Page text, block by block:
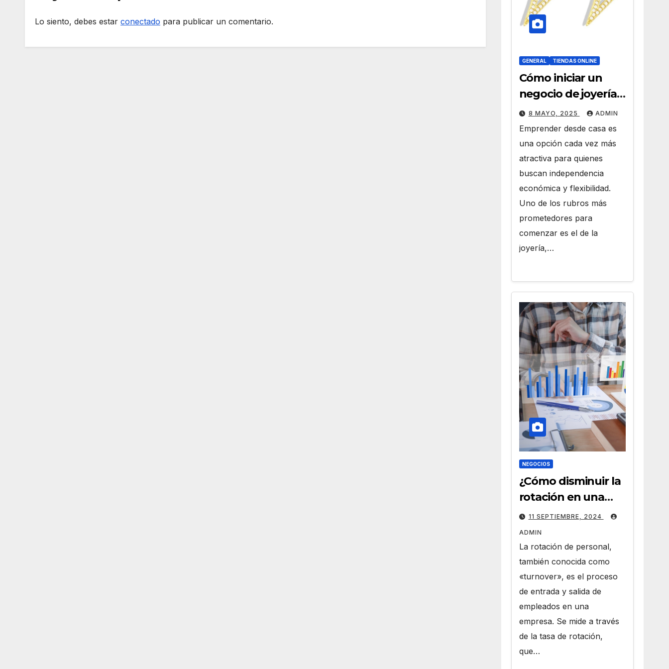
Lo siento, debes estar conectado para publicar un comentario.
GENERAL TIENDAS ONLINE
Cómo iniciar un
negocio de joyería
desde casa con
joyas por mayor
8 MAYO, 2025 ADMIN
Emprender desde casa es
una opción cada vez más
atractiva para quienes
buscan independencia
económica y flexibilidad.
Uno de los rubros más
prometedores para
comenzar es el de la
joyería,…
NEGOCIOS
¿Cómo disminuir la
rotación en una
empresa a través
de HR Analytics?
11 SEPTIEMBRE, 2024
ADMIN
La rotación de personal,
también conocida como
«turnover», es el proceso
de entrada y salida de
empleados en una
empresa. Se mide a través
de la tasa de rotación,
que…